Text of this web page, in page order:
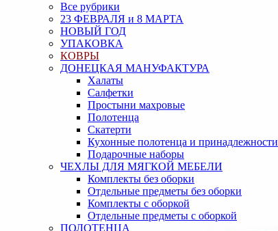
Все рубрики
23 ФЕВРАЛЯ и 8 МАРТА
НОВЫЙ ГОД
УПАКОВКА
КОВРЫ
ДОНЕЦКАЯ МАНУФАКТУРА
Халаты
Салфетки
Простыни махровые
Полотенца
Скатерти
Кухонные полотенца и принадлежности
Подарочные наборы
ЧЕХЛЫ ДЛЯ МЯГКОЙ МЕБЕЛИ
Комплекты без оборки
Отдельные предметы без оборки
Комплекты с оборкой
Отдельные предметы с оборкой
ПОЛОТЕНЦА